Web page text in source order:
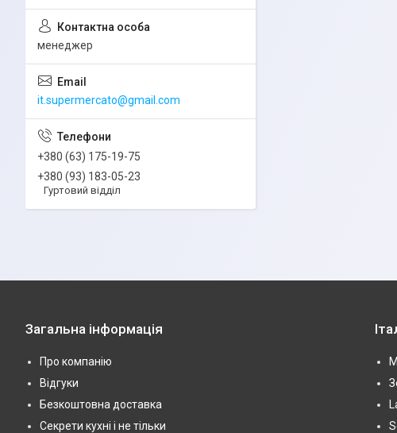
менеджер
it.supermercato@gmail.com
+380 (63) 175-19-75
+380 (93) 183-05-23
Гуртовий відділ
Загальна інформація
Про компанію
Відгуки
Безкоштовна доставка
Секрети кухні і не тільки